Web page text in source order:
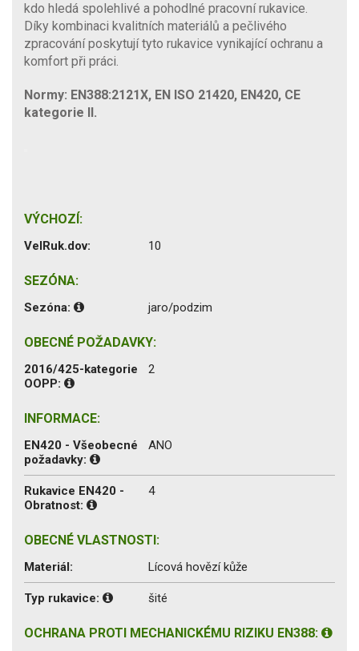
kdo hledá spolehlivé a pohodlné pracovní rukavice.
Díky kombinaci kvalitních materiálů a pečlivého
zpracování poskytují tyto rukavice vynikající ochranu a
komfort při práci.
Normy: EN388:2121X, EN ISO 21420, EN420, CE
kategorie II.
VÝCHOZÍ:
VelRuk.dov: 10
SEZÓNA:
Sezóna: jaro/podzim
OBECNÉ POŽADAVKY:
2016/425-kategorie
OOPP:
2
INFORMACE:
EN420 - Všeobecné
požadavky:
ANO
Rukavice EN420 -
Obratnost:
4
OBECNÉ VLASTNOSTI:
Materiál: Lícová hovězí kůže
Typ rukavice: šité
OCHRANA PROTI MECHANICKÉMU RIZIKU EN388: